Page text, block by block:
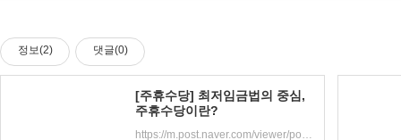
정보(2) 댓글(0)
[주휴수당] 최저임금법의 중심,
주휴수당이란?
https://m.post.naver.com/viewer/postView.nhn?volumeNo=17416513&memberNo=15554453&searchKeyword=%EC%A3%BC%ED%9C%B4%EC%88%98%EB%8B%B9&searchRank=2